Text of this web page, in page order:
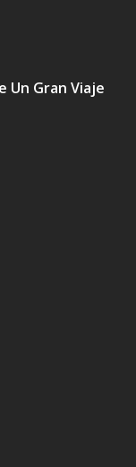
Un Gran Viaje
solo con
web.